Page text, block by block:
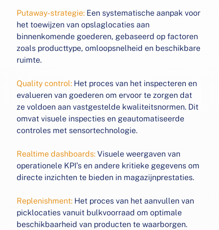
Putaway-strategie: Een systematische aanpak voor
hettoewijzen van opslaglocaties aan
binnenkomende goederen, gebaseerd op factoren
zoals producttype, omloopsnelheid en beschikbare
ruimte.
Quality control: Het proces van het inspecteren en
evaluerenvan goederen om ervoor te zorgen dat
ze voldoen aanvastgestelde kwaliteitsnormen. Dit
omvat visuele inspecties en geautomatiseerde
controles met sensortechnologie.
Realtime dashboards: Visuele weergaven van
operationele KPI’s en andere kritieke gegevens om
directe inzichten te bieden in magazijnprestaties.
Replenishment: Het proces van het aanvullen van
picklocatiesvanuit bulkvoorraad om optimale
beschikbaarheid van producten te waarborgen.